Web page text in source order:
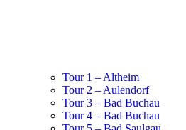
Tour 1 – Altheim
Tour 2 – Aulendorf
Tour 3 – Bad Buchau
Tour 4 – Bad Buchau